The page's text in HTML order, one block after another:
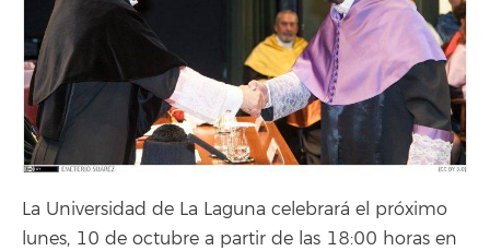
La Universidad de La Laguna celebrará el próximo
lunes, 10 de octubre a partir de las 18:00 horas en